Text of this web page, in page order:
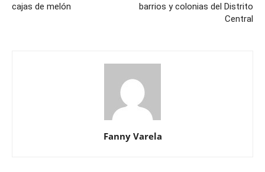
cajas de melón
barrios y colonias del Distrito
Central
Fanny Varela